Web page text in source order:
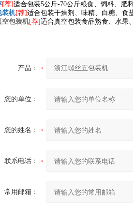
[荐]适合包装5公斤-70公斤粮食、饲料、肥
装机[荐]适合包装干燥剂、味精、白糖、食
空包装机[荐]适合真空包装食品熟食、水果
产品：
您的单位：
您的姓名：
联系电话：
常用邮箱：